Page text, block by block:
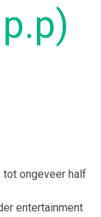
tot ongeveer half
entertainment